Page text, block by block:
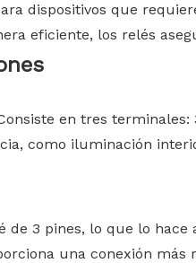
dispositivos que
eficiente, los relés
en tres
como iluminación
3 pines, lo que lo
una conexión